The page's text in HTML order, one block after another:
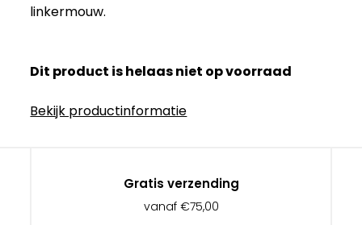
linkermouw.
Dit product is helaas niet op voorraad
Bekijk productinformatie
Gratis verzending
vanaf €75,00